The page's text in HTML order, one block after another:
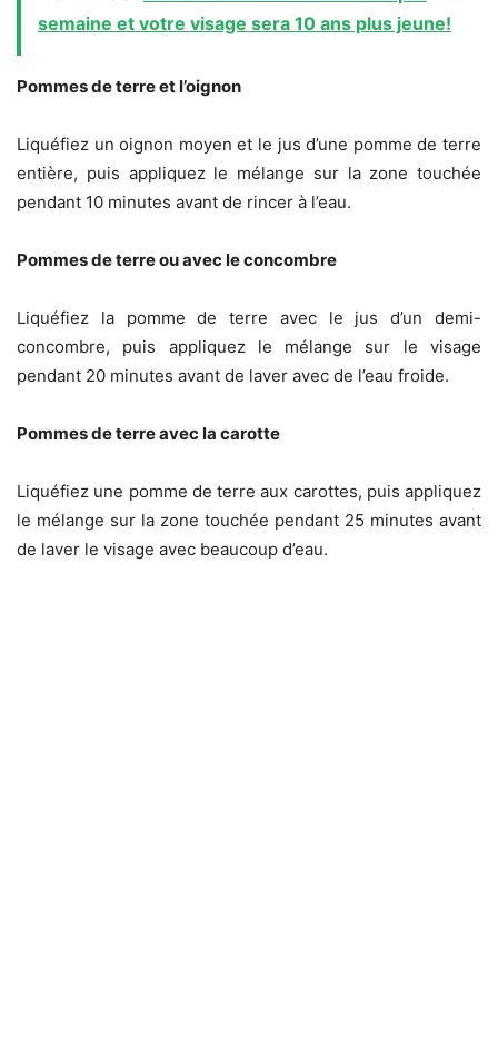
semaine et votre visage sera 10 ans plus jeune!
Pommes de terre et l’oignon
Liquéfiez un oignon moyen et le jus d’une pomme de terre
entière, puis appliquez le mélange sur la zone touchée
pendant 10 minutes avant de rincer à l’eau.
Pommes de terre ou avec le concombre
Liquéfiez la pomme de terre avec le jus d’un demi-
concombre, puis appliquez le mélange sur le visage
pendant 20 minutes avant de laver avec de l’eau froide.
Pommes de terre avec la carotte
Liquéfiez une pomme de terre aux carottes, puis appliquez
le mélange sur la zone touchée pendant 25 minutes avant
de laver le visage avec beaucoup d’eau.